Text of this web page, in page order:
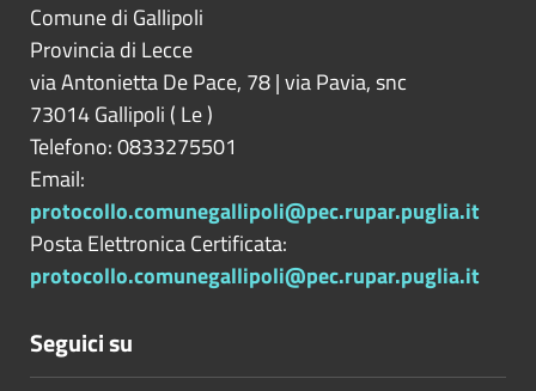
Comune di Gallipoli
Provincia di Lecce
via Antonietta De Pace, 78 | via Pavia, snc
73014Gallipoli ( Le)
Telefono: 0833275501
Email:
protocollo.comunegallipoli@pec.rupar.puglia.it
Posta Elettronica Certificata:
protocollo.comunegallipoli@pec.rupar.puglia.it
Seguici su